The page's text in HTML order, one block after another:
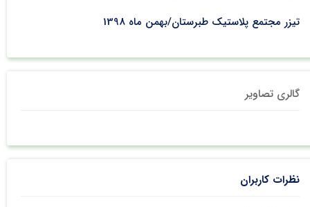
تیزر مجتمع پلاستیک طبرستان/بهمن ماه 1398
گالری تصاویر
نظرات کاربران